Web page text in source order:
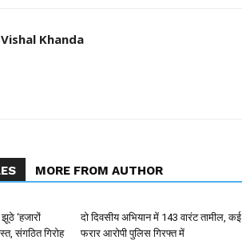
Vishal Khanda
MORE FROM AUTHOR
‘हजारों
संगठित गिरोह
दो दिवसीय अभियान में 143 वारंट तामील, कई
फरार आरोपी पुलिस गिरफ्त में